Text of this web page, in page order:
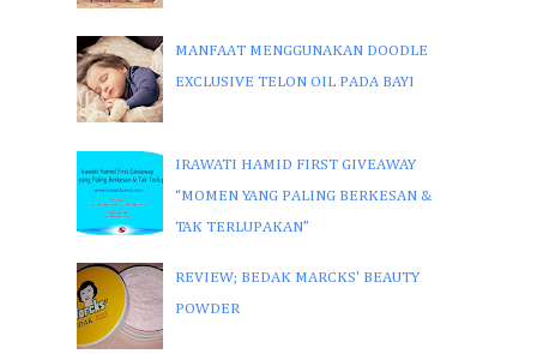
MANFAAT MENGGUNAKAN DOODLE
EXCLUSIVE TELON OIL PADA BAYI
IRAWATI HAMID FIRST GIVEAWAY
“MOMEN YANG PALING BERKESAN &
TAK TERLUPAKAN”
REVIEW; BEDAK MARCKS' BEAUTY
POWDER